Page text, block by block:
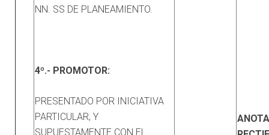
NN. SS DE PLANEAMIENTO.
4º.- PROMOTOR:
PRESENTADO POR INICIATIVA
PARTICULAR, Y
SUPUESTAMENTE CON EL